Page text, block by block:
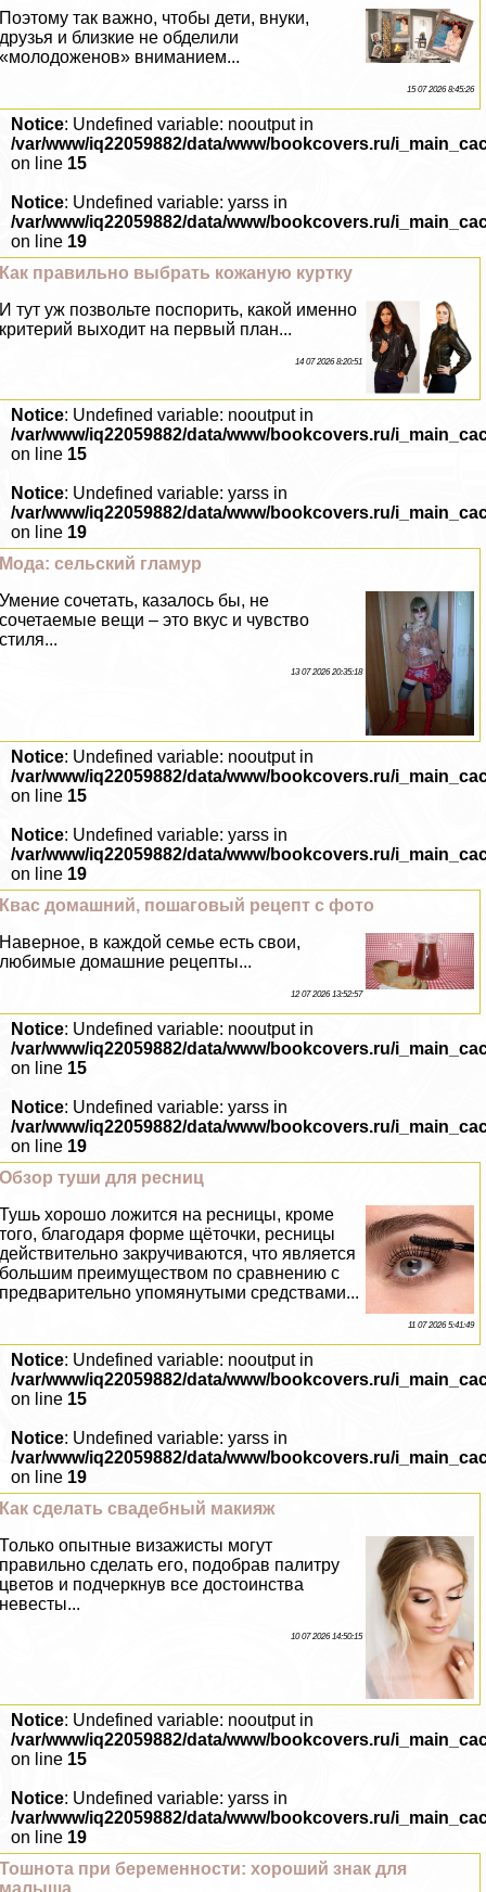
Поэтому так важно, чтобы дети, внуки,
друзья и близкие не обделили
«молодоженов» вниманием...
15 07 2026 8:45:26
Notice: Undefined variable: nooutput in
/var/www/iq22059882/data/www/bookcovers.ru/
on line 15
Notice: Undefined variable: yarss in
/var/www/iq22059882/data/www/bookcovers.ru/
on line 19
Как правильно выбрать кожаную куртку
И тут уж позвольте поспорить, какой именно
критерий выходит на первый план...
14 07 2026 8:20:51
Notice: Undefined variable: nooutput in
/var/www/iq22059882/data/www/bookcovers.ru/
on line 15
Notice: Undefined variable: yarss in
/var/www/iq22059882/data/www/bookcovers.ru/
on line 19
Мода: сельский гламур
Умение сочетать, казалось бы, не
сочетаемые вещи – это вкус и чувство
стиля...
13 07 2026 20:35:18
Notice: Undefined variable: nooutput in
/var/www/iq22059882/data/www/bookcovers.ru/
on line 15
Notice: Undefined variable: yarss in
/var/www/iq22059882/data/www/bookcovers.ru/
on line 19
Квас домашний, пошаговый рецепт с фото
Наверное, в каждой семье есть свои,
любимые домашние рецепты...
12 07 2026 13:52:57
Notice: Undefined variable: nooutput in
/var/www/iq22059882/data/www/bookcovers.ru/
on line 15
Notice: Undefined variable: yarss in
/var/www/iq22059882/data/www/bookcovers.ru/
on line 19
Обзор туши для ресниц
Тушь хорошо ложится на ресницы, кроме
того, благодаря форме щёточки, ресницы
действительно закручиваются, что является
большим преимуществом по сравнению с
предварительно упомянутыми средствами...
11 07 2026 5:41:49
Notice: Undefined variable: nooutput in
/var/www/iq22059882/data/www/bookcovers.ru/
on line 15
Notice: Undefined variable: yarss in
/var/www/iq22059882/data/www/bookcovers.ru/
on line 19
Как сделать свадебный макияж
Только опытные визажисты могут
правильно сделать его, подобрав палитру
цветов и подчеркнув все достоинства
невесты...
10 07 2026 14:50:15
Notice: Undefined variable: nooutput in
/var/www/iq22059882/data/www/bookcovers.ru/
on line 15
Notice: Undefined variable: yarss in
/var/www/iq22059882/data/www/bookcovers.ru/
on line 19
Тошнота при беременности: хороший знак для
малыша